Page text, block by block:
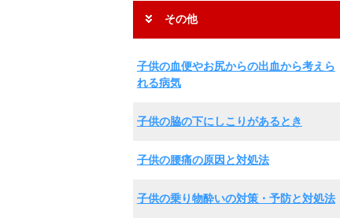
その他
子供の血便やお尻からの出血から考えら
れる病気
子供の脇の下にしこりがあるとき
子供の腰痛の原因と対処法
子供の乗り物酔いの対策・予防と対処法